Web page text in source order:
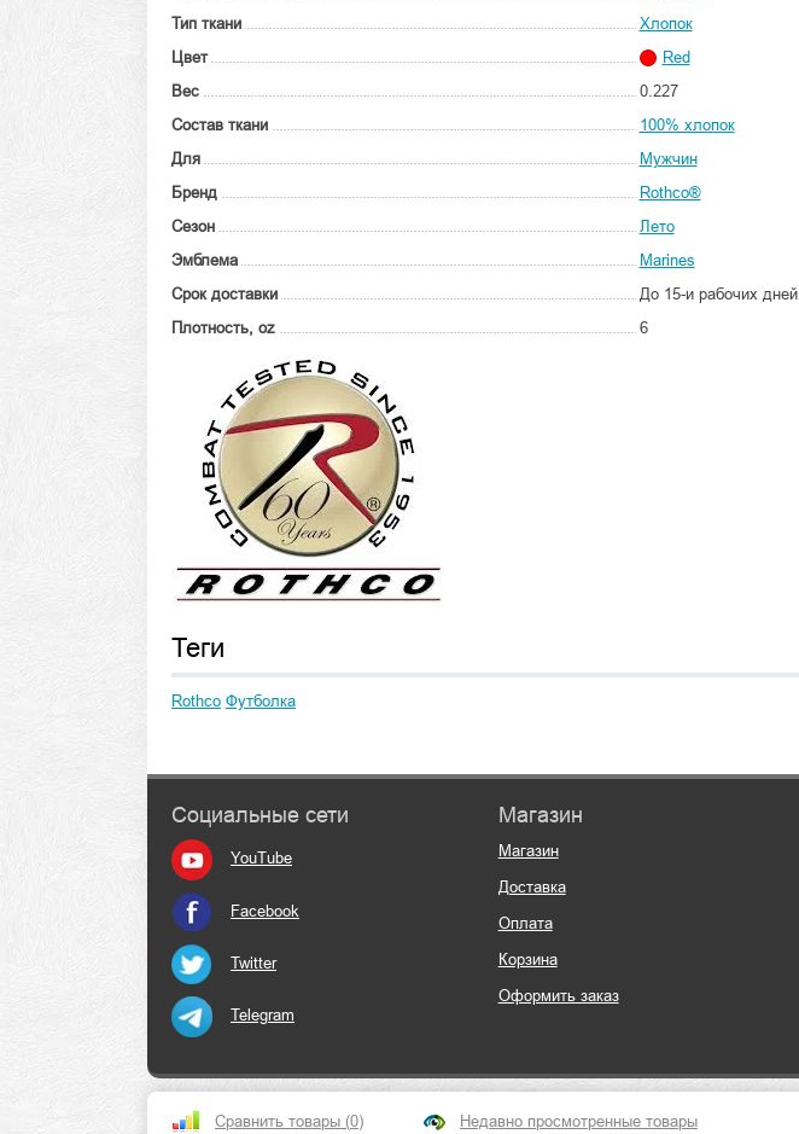
Тип ткани
Хлопок
Цвет
Red
Вес
0.227
Состав ткани
100% хлопок
Для
Мужчин
Бренд
Rothco®
Сезон
Лето
Эмблема
Marines
Срок доставки
До 15-и рабочих дней
Плотность, oz
6
Теги
Rothco Футболка
Социальные сети
YouTube
Facebook
Twitter
Telegram
Магазин
Магазин
Доставка
Оплата
Корзина
Оформить заказ
Сравнить товары (0) Недавно просмотренные товары